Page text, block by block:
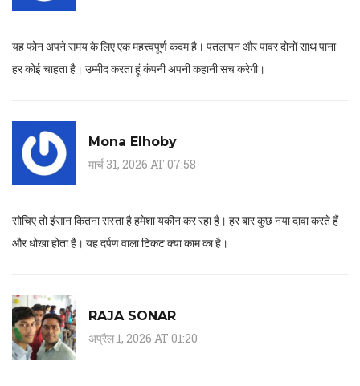
यह फोन अपने समय के लिए एक महत्त्वपूर्ण कदम है। पतलापन और पावर दोनों साथ पाना
हर कोई चाहता है। उम्मीद करता हूं कंपनी अपनी कहानी सच करेगी।
Mona Elhoby
मार्च 31, 2026 AT 07:58
सोचिए तो इंसान कितना सस्ता है हमेशा यकीन कर रहा है। हर बार कुछ नया दावा करते हैं
और धोखा होता है। यह दर्पण वाला टिकट क्या काम का है।
RAJA SONAR
अप्रैल 1, 2026 AT 01:20